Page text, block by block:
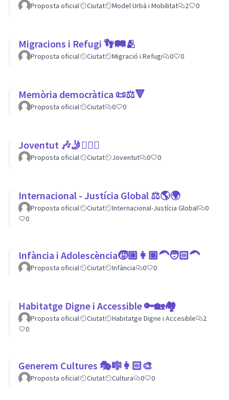
Proposta oficial Ciutat Model Urbà i Mobilitat 2 0
Migracions i Refugi 👣🛤🫂
Proposta oficial Ciutat Migració i Refugi 0 0
Memòria democràtica 📜⚖️🔻
Proposta oficial Ciutat 0 0
Joventut 🎶🤳🙇🏽‍♀
Proposta oficial Ciutat Joventut 0 0
Internacional - Justícia Global ⚖️🌎🌍
Proposta oficial Ciutat Internacional-Justícia Global
0
0
Infància i Adolescència🧒🏼👩🏽‍🦱🧑🏻‍🦱
Proposta oficial Ciutat Infància 0 0
Habitatge Digne i Accessible 🔑🏡🏘
Proposta oficial Ciutat Habitatge Digne i Accesible
2
0
Generem Cultures 🎭🎼👩🏻‍🎨
Proposta oficial Ciutat Cultura 0 0